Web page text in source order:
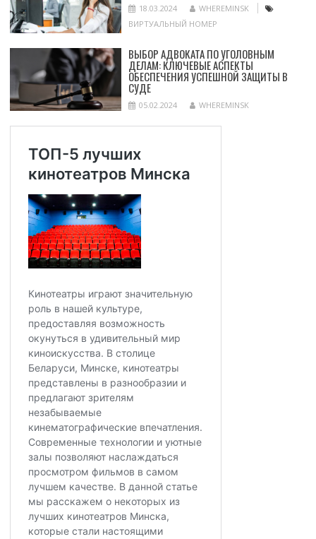
18.03.2024
WHEREMINSK
ВИРТУАЛЬНЫЙ НОМЕР
ВЫБОР АДВОКАТА ПО УГОЛОВНЫМ
ДЕЛАМ: КЛЮЧЕВЫЕ АСПЕКТЫ
ОБЕСПЕЧЕНИЯ УСПЕШНОЙ ЗАЩИТЫ В
СУДЕ
05.02.2024 WHEREMINSK